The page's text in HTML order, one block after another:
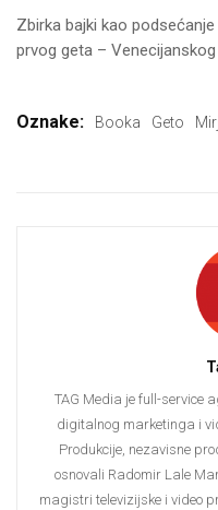
Zbirka bajki kao
prvog geta –
Oznake: Booka Geto
TAG Media je full-service
digitalnog marketinga i
Produkcije, nezavisne
osnovali Radomir Lale
magistri televizijske i video